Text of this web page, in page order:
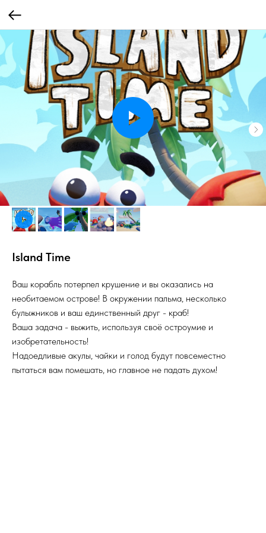
Island Time
Ваш корабль потерпел крушение и вы оказались на
необитаемом острове! В окружении пальма, несколько
булыжников и ваш единственный друг - краб!
Ваша задача - выжить, используя своё остроумие и
изобретательность!
Надоедливые акулы, чайки и голод будут повсеместно
пытаться вам помешать, но главное не падать духом!